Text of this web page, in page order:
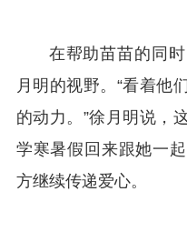
在帮助苗苗的同
月明的视野。“看着他
的动力。”徐月明说，
学寒暑假回来跟她一
方继续传递爱心。